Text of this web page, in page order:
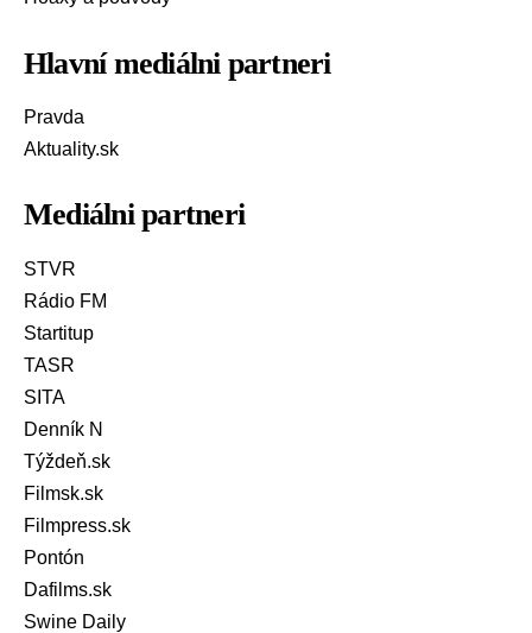
Hlavní mediálni partneri
Pravda
Aktuality.sk
Mediálni partneri
STVR
Rádio FM
Startitup
TASR
SITA
Denník N
Týždeň.sk
Filmsk.sk
Filmpress.sk
Pontón
Dafilms.sk
Swine Daily